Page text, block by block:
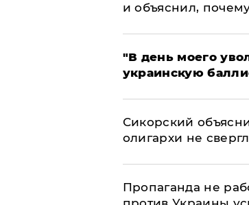
и объяснил,
​"В день моего
украинскую
Сикорский
олигархи не
​Пропаганда не